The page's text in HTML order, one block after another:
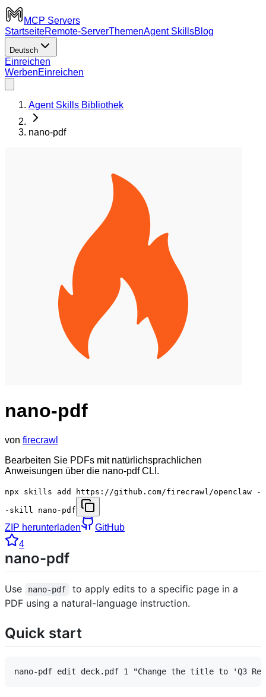
MCP Servers
StartseiteRemote-ServerThemenAgent SkillsBlog
Deutsch
Einreichen
WerbenEinreichen
Agent Skills Bibliothek
nano-pdf
nano-pdf
von firecrawl
Bearbeiten Sie PDFs mit natürlichsprachlichen
Anweisungen über die nano-pdf CLI.
npx skills add https://github.com/firecrawl/openclaw -
-skill nano-pdf
ZIP herunterladen
GitHub
4
nano-pdf
Use nano-pdf
to apply edits to a specific page in a
PDF using a natural-language instruction.
Quick start